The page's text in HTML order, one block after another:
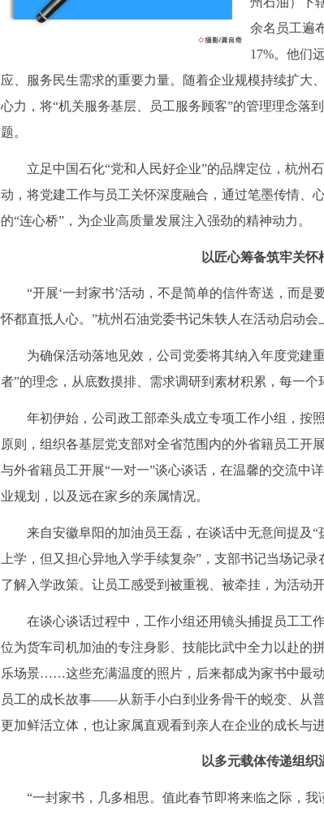
余名员工遍
17%。他们
应、服务民生需求的重要力量。随着企业规模持续扩大
心力，将“机关服务基层、员工服务顾客”的管理理念落
题。
立足中国石化“党和人民好企业”的品牌定位，杭州石
动，将党建工作与员工关怀深度融合，通过笔墨传情、
的“连心桥”，为企业高质量发展注入强劲的精神动力。
以匠心筹备筑牢关怀
“开展‘一封家书’活动，不是简单的信件寄送，而是
怀都直抵人心。”杭州石油党委书记朱轶人在活动启动会
为确保活动落地见效，公司党委将其纳入年度党建
者”的理念，从底数摸排、需求调研到素材积累，每一个
年初伊始，公司政工部牵头成立专项工作小组，按照
原则，组织各基层党支部对全省范围内的外省籍员工开
与外省籍员工开展“一对一”谈心谈话，在温馨的交流中
业规划，以及远在家乡的亲属情况。
来自安徽阜阳的加油员王磊，在谈话中无意间提及“
上学，但又担心异地入学手续复杂”，支部书记当场记
了解入学政策。让员工感受到被重视、被牵挂，为活动
在谈心谈话过程中，工作小组还用镜头捕捉员工工
位为货车司机加油的专注身影、技能比武中全力以赴的
乐场景……这些充满温度的照片，后来都成为家书中最
员工的成长故事——从新手小白到业务骨干的蜕变、从
更加鲜活立体，也让家属直观看到亲人在企业的成长与进
以多元载体传递组织
“一封家书，几多相思。值此春节即将来临之际，我